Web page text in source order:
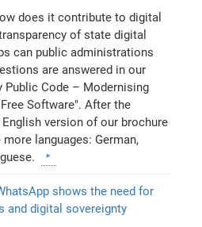
does it contribute to digital
of state digital
can public administrations
are answered in our
Public Code – Modernising
Software". After the
version of our brochure
languages: German,
shows the need for
and digital sovereignty